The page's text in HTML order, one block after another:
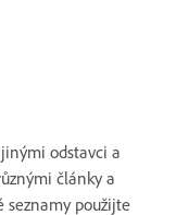
odstavci a
články a
seznamy použijte